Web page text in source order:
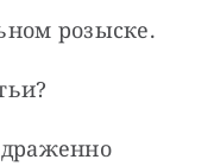
розыске.